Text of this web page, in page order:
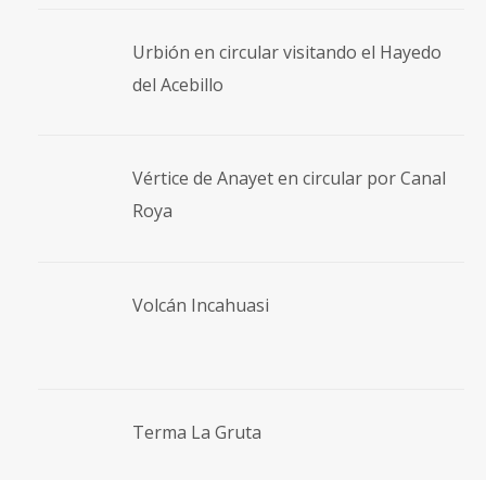
Urbión en circular visitando el Hayedo
del Acebillo
Vértice de Anayet en circular por Canal
Roya
Volcán Incahuasi
Terma La Gruta